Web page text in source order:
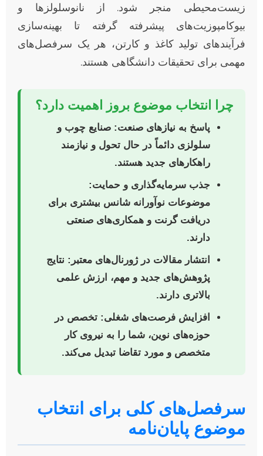
زیست‌محیطی منجر شود. از نانوسلولزها و
بیوکامپوزیت‌های پیشرفته گرفته تا بهینه‌سازی
فرآیندهای تولید کاغذ و کارتن، هر یک سرفصل‌های
مهمی برای تحقیقات دانشگاهی هستند.
چرا انتخاب موضوع بروز اهمیت دارد؟
پاسخ به نیازهای صنعت: صنایع چوب و
سلولزی دائماً در حال تحول و نیازمند
راهکارهای جدید هستند.
جذب سرمایه‌گذاری و حمایت:
موضوعات نوآورانه شانس بیشتری برای
دریافت گرنت و همکاری‌های صنعتی
دارند.
انتشار مقالات در ژورنال‌های معتبر: نتایج
پژوهش‌های جدید و مهم، ارزش علمی
بالاتری دارند.
افزایش فرصت‌های شغلی: تخصص در
حوزه‌های نوین، شما را به نیروی کار
متخصص و مورد تقاضا تبدیل می‌کند.
سرفصل‌های کلی برای انتخاب
موضوع پایان‌نامه